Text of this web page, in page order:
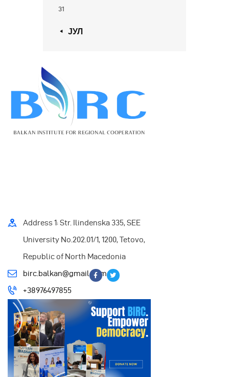
31
« ЈУЛ
Address 1: Str. Ilindenska 335, SEE
University No.202.01/1, 1200, Tetovo,
Republic of North Macedonia
birc.balkan@gmail.com
+38976497855